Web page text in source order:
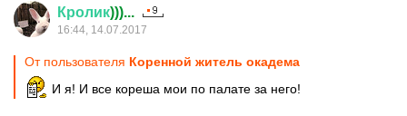
Кролик)))...
16:44, 14.07.2017
От пользователя Коренной житель окадема
И я! И все кореша мои по палате за него!